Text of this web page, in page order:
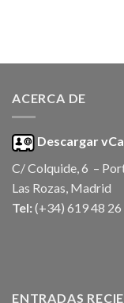
ACERCA DE
Descargar
C/ Colquide, 6 –
Las Rozas, Madrid
Tel: (+34) 619 48 26
ENTRADAS